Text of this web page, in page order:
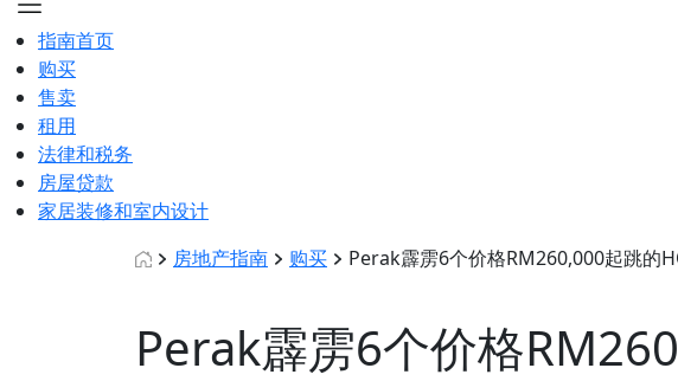
指南首页
购买
售卖
租用
法律和税务
房屋贷款
家居装修和室内设计
房地产指南
购买 Perak霹雳6个价格RM260,000起跳的
Perak霹雳6个价格